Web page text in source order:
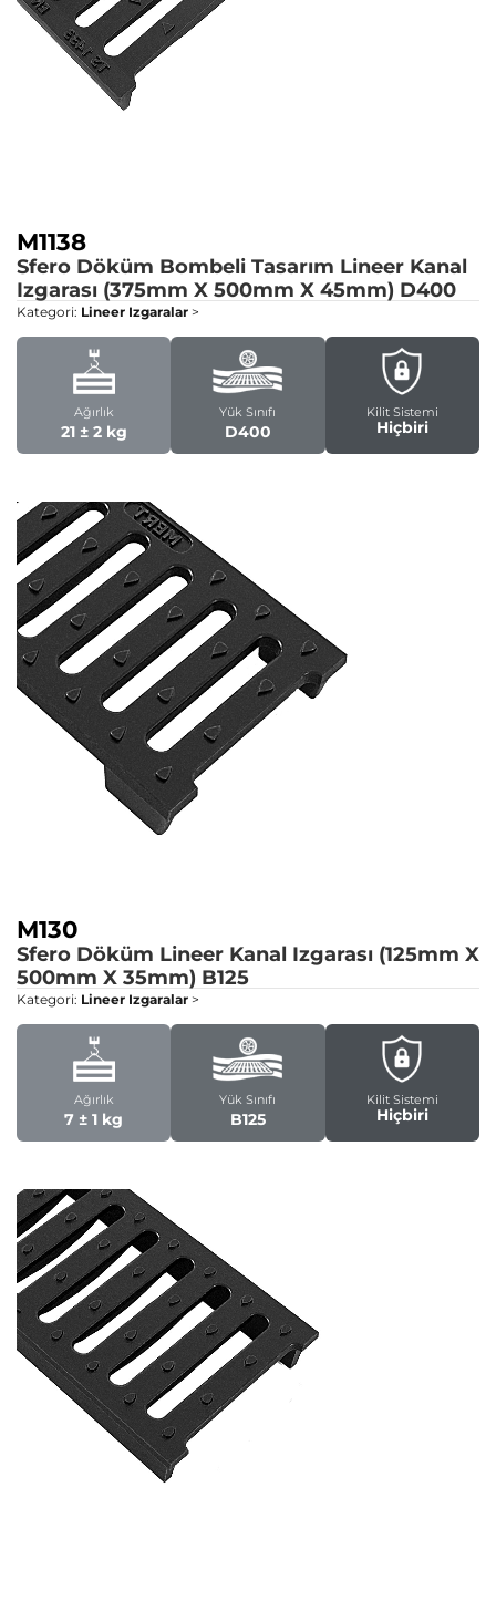
M1138
Sfero Döküm Bombeli Tasarım Lineer Kanal
Izgarası (375mm X 500mm X 45mm) D400
Kategori: Lineer Izgaralar >
Ağırlık
21 ± 2 kg
Yük Sınıfı
D400
Kilit Sistemi
Hiçbiri
M130
Sfero Döküm Lineer Kanal Izgarası (125mm X
500mm X 35mm) B125
Kategori: Lineer Izgaralar >
Ağırlık
7 ± 1 kg
Yük Sınıfı
B125
Kilit Sistemi
Hiçbiri